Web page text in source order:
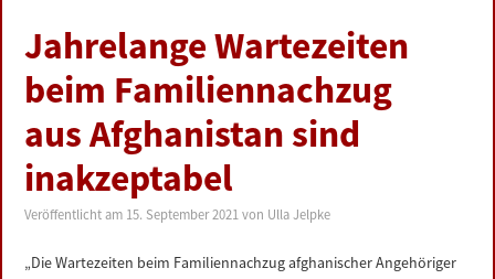
Jahrelange Wartezeiten
beim Familiennachzug
aus Afghanistan sind
inakzeptabel
Veröffentlicht am 15. September 2021 von Ulla Jelpke
„Die Wartezeiten beim Familiennachzug afghanischer Angehöriger